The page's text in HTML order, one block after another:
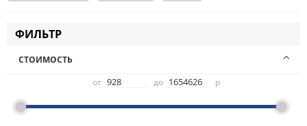
ФИЛЬТР
СТОИМОСТЬ
от
до р